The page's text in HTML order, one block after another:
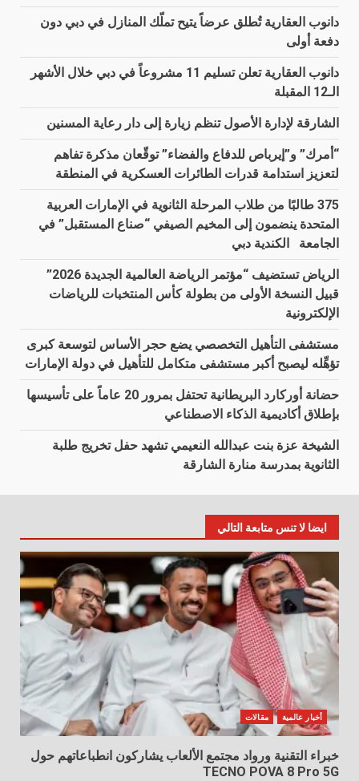
دانوب العقارية تُطلق عرضاً يتيح تملّك المنازل في دبي دون
دفعة أولى
دانوب العقارية تعلن تسليم 11 مشروعاً في دبي خلال الأشهر
الـ12 المقبلة
الشارقة لإدارة الأصول تنظم زيارة إلى دار رعاية المسنين
“أمرك” و”إيرباص للدفاع والفضاء” توقّعان مذكرة تفاهم
لتعزيز استدامة قدرات الطائرات العسكرية في المنطقة
375 طالبًا من طلاب المرحلة الثانوية في الإمارات العربية
المتحدة ينضمون إلى المخيم الصيفي “صناع المستقبل” في
الجامعة الكندية دبي
الرياض تستضيف “مؤتمر الرياضة العالمية الجديدة 2026”
قبيل النسخة الأولى من بطولة كأس المنتخبات للرياضات
الإلكترونية
مستشفى التأهيل التخصصي يضع حجر الأساس لتوسعة كبرى
تؤهِّله ليصبح أكبر مستشفى متكامل للتأهيل في دولة الإمارات
حضانة أوركارد البريطانية تحتفل بمرور 20 عاماً على تأسيسها
بإطلاق أكاديمية الذكاء الاصطناعي
الشيخة عزة بنت عبدالله النعيمي تشهد حفل تخريج طلبة
الثانوية بمدرسة منارة الشارقة
ايضا لا تنس متابعة التالي
أخبار عالمية مقالات
خبراء التقنية ورواد مجتمع الألعاب يشاركون انطباعاتهم حول
TECNO POVA 8 Pro 5G